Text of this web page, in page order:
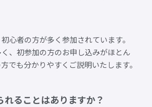
心者の方が多く参加されています。
、初参加の方のお申し込みがほとん
でも分かりやすくご説明いたします。
れることはありますか？